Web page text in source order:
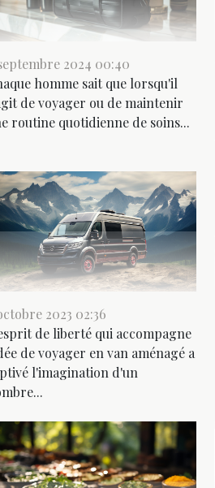
2024 00:40
homme sait que lorsqu'il
de voyager ou de maintenir
routine quotidienne de soins...
2023 02:36
de liberté qui accompagne
de voyager en van aménagé a
l'imagination d'un